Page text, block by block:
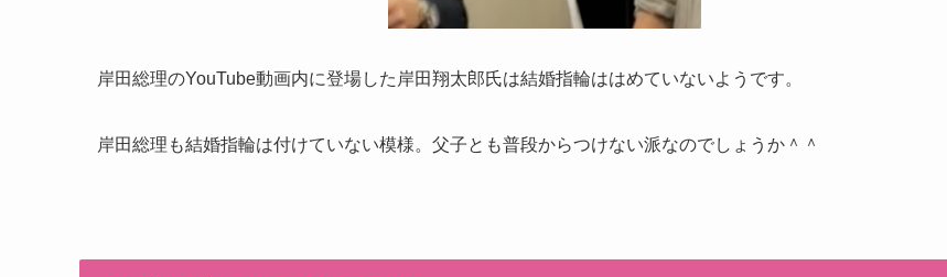
岸田総理のYouTube動画内に登場した岸田翔太郎氏は結婚指輪ははめていないようです。
岸田総理も結婚指輪は付けていない模様。父子とも普段からつけない派なのでしょうか＾＾